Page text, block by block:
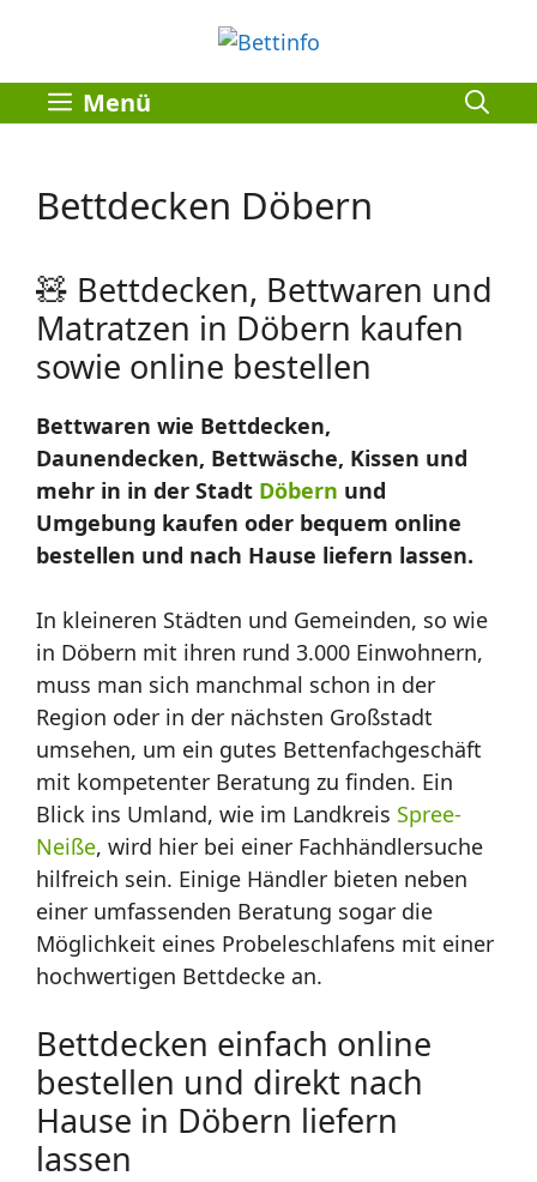
springen
Menü
Bettdecken Döbern
🧸 Bettdecken, Bettwaren und
Matratzen in Döbern kaufen
sowie online bestellen
Bettwaren wie Bettdecken,
Daunendecken, Bettwäsche, Kissen und
mehr in in der Stadt Döbern und
Umgebung kaufen oder bequem online
bestellen und nach Hause liefern lassen.
In kleineren Städten und Gemeinden, so wie
in Döbern mit ihren rund 3.000 Einwohnern,
muss man sich manchmal schon in der
Region oder in der nächsten Großstadt
umsehen, um ein gutes Bettenfachgeschäft
mit kompetenter Beratung zu finden. Ein
Blick ins Umland, wie im Landkreis Spree-
Neiße, wird hier bei einer Fachhändlersuche
hilfreich sein. Einige Händler bieten neben
einer umfassenden Beratung sogar die
Möglichkeit eines Probeleschlafens mit einer
hochwertigen Bettdecke an.
Bettdecken einfach online
bestellen und direkt nach
Hause in Döbern liefern
lassen